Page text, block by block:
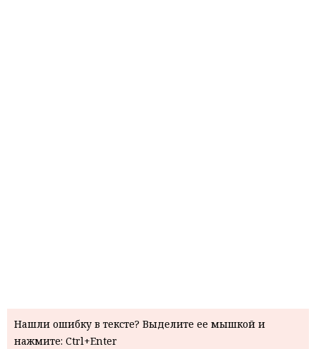
Нашли ошибку в тексте? Выделите ее мышкой и
нажмите: Ctrl+Enter